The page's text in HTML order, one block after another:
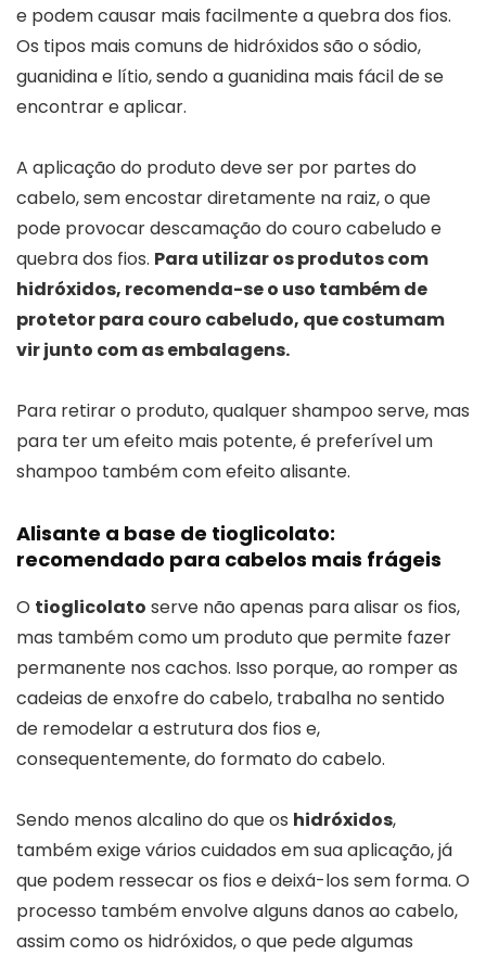
e podem causar mais facilmente a quebra dos fios.
Os tipos mais comuns de hidróxidos são o sódio,
guanidina e lítio, sendo a guanidina mais fácil de se
encontrar e aplicar.
A aplicação do produto deve ser por partes do
cabelo, sem encostar diretamente na raiz, o que
pode provocar descamação do couro cabeludo e
quebra dos fios. Para utilizar os produtos com
hidróxidos, recomenda-se o uso também de
protetor para couro cabeludo, que costumam
vir junto com as embalagens.
Para retirar o produto, qualquer shampoo serve, mas
para ter um efeito mais potente, é preferível um
shampoo também com efeito alisante.
Alisante a base de tioglicolato:
recomendado para cabelos mais frágeis
O tioglicolato serve não apenas para alisar os fios,
mas também como um produto que permite fazer
permanente nos cachos. Isso porque, ao romper as
cadeias de enxofre do cabelo, trabalha no sentido
de remodelar a estrutura dos fios e,
consequentemente, do formato do cabelo.
Sendo menos alcalino do que os hidróxidos,
também exige vários cuidados em sua aplicação, já
que podem ressecar os fios e deixá-los sem forma. O
processo também envolve alguns danos ao cabelo,
assim como os hidróxidos, o que pede algumas